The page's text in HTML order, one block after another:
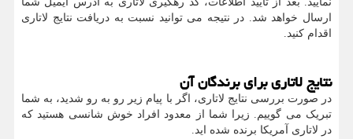
ارسال خواهد شد. در نتیجه می توانید نسبت به دریافت نتایج لاتاری
اقدام کنید.
نتایج لاتاری برای برندگان آن
در صورت بررسی نتایج لاتاری، اگر با پیام زیر رو به رو شدید، به شما
تبریک می گوییم. زیرا شما از معدود افراد خوش شانسی هستید که
در لاتاری آمریکا برنده شده اید.